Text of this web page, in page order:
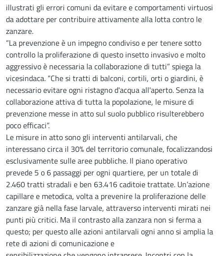
illustrati gli errori comuni da evitare e comportamenti virtuosi
da adottare per contribuire attivamente alla lotta contro le
zanzare.
“La prevenzione è un impegno condiviso e per tenere sotto
controllo la proliferazione di questo insetto invasivo e molto
aggressivo è necessaria la collaborazione di tutti” spiega la
vicesindaca. “Che si tratti di balconi, cortili, orti o giardini, è
necessario evitare ogni ristagno d'acqua all'aperto. Senza la
collaborazione attiva di tutta la popolazione, le misure di
prevenzione messe in atto sul suolo pubblico risulterebbero
poco efficaci”.
Le misure in atto sono gli interventi antilarvali, che
interessano circa il 30% del territorio comunale, focalizzandosi
esclusivamente sulle aree pubbliche. Il piano operativo
prevede 5 o 6 passaggi per ogni quartiere, per un totale di
2.460 tratti stradali e ben 63.416 caditoie trattate. Un’azione
capillare e metodica, volta a prevenire la proliferazione delle
zanzare già nella fase larvale, attraverso interventi mirati nei
punti più critici. Ma il contrasto alla zanzara non si ferma a
questo; per questo alle azioni antilarvali ogni anno si amplia la
rete di azioni di comunicazione e